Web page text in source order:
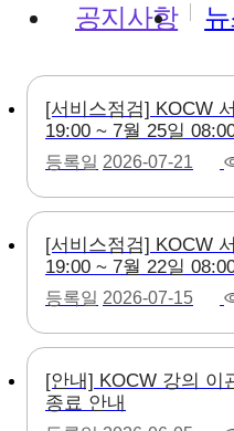
공지사항
[서비스점검] KOCW
19:00 ~ 7월 25일
등록일 2026-07-21
[서비스점검] KOCW
19:00 ~ 7월 22일
등록일 2026-07-15
[안내] KOCW 강의 이
종료 안내